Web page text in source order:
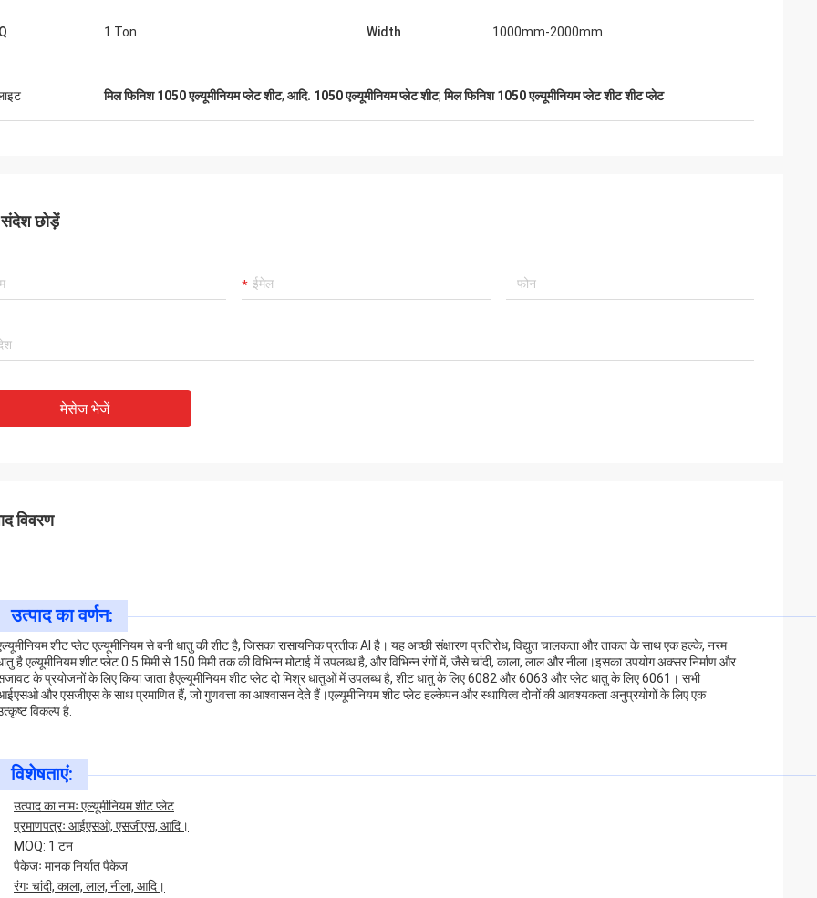
1 Ton Width 1000mm-2000mm
मिल फिनिश 1050 एल्यूमीनियम प्लेट शीट, आदि. 1050 एल्यूमीनियम प्लेट शीट,मिल फिनिश 1050 एल्यूमीनियम प्लेट शीट शीट प्लेट
छोड़ें
मेसेज भेजें
विवरण
उत्पाद का वर्णन:
शीट प्लेट एल्यूमीनियम से बनी धातु की शीट है, जिसका रासायनिक प्रतीक Al है। यह अच्छी संक्षारण प्रतिरोध, विद्युत चालकता और ताकत के साथ एक हल्के, नरम
है.एल्यूमीनियम शीट प्लेट 0.5 मिमी से 150 मिमी तक की विभिन्न मोटाई में उपलब्ध है, और विभिन्न रंगों में, जैसे चांदी, काला, लाल और नीला।इसका उपयोग अक्सर निर्माण और
के प्रयोजनों के लिए किया जाता हैएल्यूमीनियम शीट प्लेट दो मिश्र धातुओं में उपलब्ध है, शीट धातु के लिए 6082 और 6063 और प्लेट धातु के लिए 6061। सभी
और एसजीएस के साथ प्रमाणित हैं, जो गुणवत्ता का आश्वासन देते हैं।एल्यूमीनियम शीट प्लेट हल्केपन और स्थायित्व दोनों की आवश्यकता अनुप्रयोगों के लिए एक
विकल्प है.
विशेषताएं:
उत्पाद का नामः एल्यूमीनियम शीट प्लेट
प्रमाणपत्रः आईएसओ, एसजीएस, आदि।
MOQ: 1 टन
पैकेजः मानक निर्यात पैकेज
रंगः चांदी, काला, लाल, नीला, आदि।